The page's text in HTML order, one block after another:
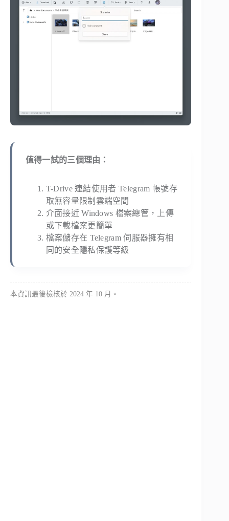
值得一試的三個理由：
T-Drive 連結使用者 Telegram 帳號存
取無容量限制雲端空間
介面接近 Windows 檔案總管，上傳
或下載檔案更簡單
檔案儲存在 Telegram 伺服器擁有相
同的安全隱私保護等級
本資訊最後檢核於 2024 年 10 月。